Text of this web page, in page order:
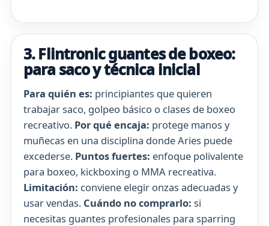
3. Flintronic guantes de boxeo:
para saco y técnica inicial
Para quién es: principiantes que quieren
trabajar saco, golpeo básico o clases de boxeo
recreativo. Por qué encaja: protege manos y
muñecas en una disciplina donde Aries puede
excederse. Puntos fuertes: enfoque polivalente
para boxeo, kickboxing o MMA recreativa.
Limitación: conviene elegir onzas adecuadas y
usar vendas. Cuándo no comprarlo: si
necesitas guantes profesionales para sparring